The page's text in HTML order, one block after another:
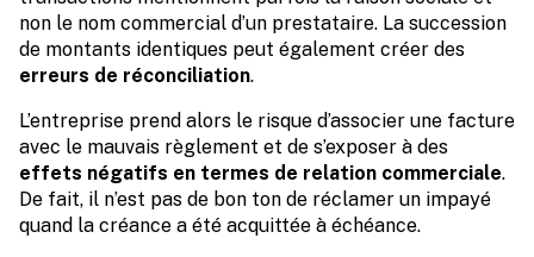
non le nom commercial d’un prestataire. La succession
de montants identiques peut également créer des
erreurs de réconciliation.
L’entreprise prend alors le risque d’associer une facture
avec le mauvais règlement et de s’exposer à des
effets négatifs en termes de relation commerciale.
De fait, il n’est pas de bon ton de réclamer un impayé
quand la créance a été acquittée à échéance.